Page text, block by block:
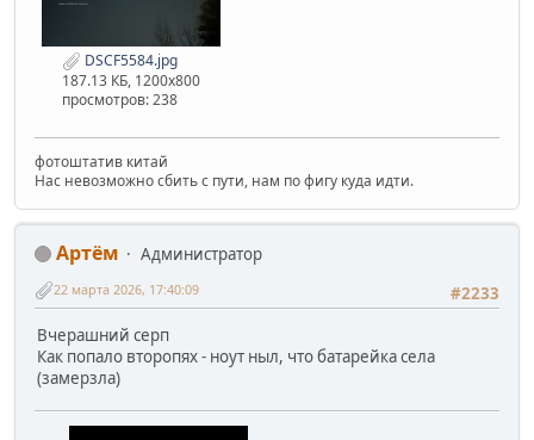
DSCF5584.jpg
187.13 КБ, 1200x800
просмотров: 238
фотоштатив китай
Нас невозможно сбить с пути, нам по фигу куда идти.
Артём
Администратор
#2233
22 марта 2026, 17:40:09
Вчерашний серп
Как попало второпях - ноут ныл, что батарейка села
(замерзла)